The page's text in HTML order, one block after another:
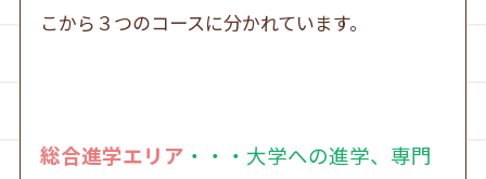
こから３つのコースに分かれています。
総合進学エリア ・・・大学への進学、専門